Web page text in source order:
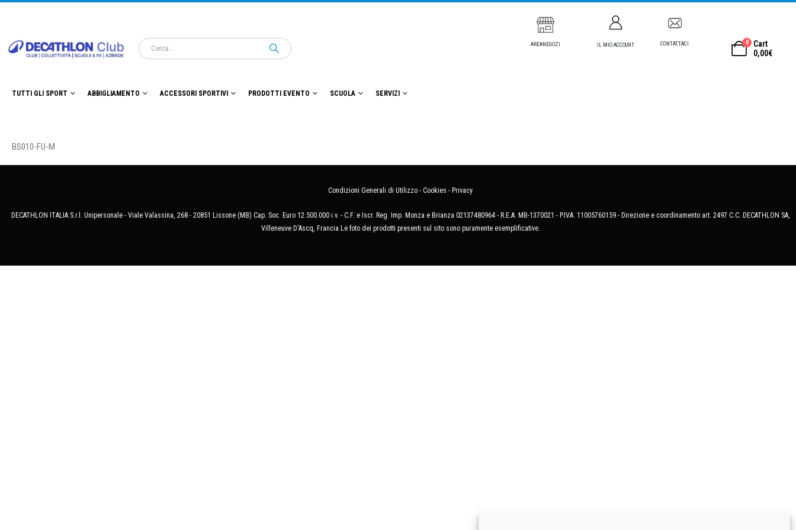
AREANEGOZI IL MIO ACCOUNT CONTATTACI 0
Cart
0,00€
TUTTI GLI SPORT ABBIGLIAMENTO ACCESSORI SPORTIVI PRODOTTI EVENTO SCUOLA SERVIZI
BS010-FU-M
Condizioni Generali di Utilizzo - Cookies - Privacy
DECATHLON ITALIA S.r.l. Unipersonale - Viale Valassina, 268 - 20851 Lissone (MB) Cap. Soc. Euro 12.500.000 i.v. - C.F. e Iscr. Reg. Imp. Monza e Brianza 02137480964 - R.E.A. MB-1370021 - P.IVA. 11005760159 - Direzione e coordinamento art. 2497 C.C. DECATHLON SA,
Villeneuve D'Ascq, Francia Le foto dei prodotti presenti sul sito sono puramente esemplificative.